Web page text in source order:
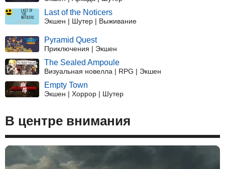
Last of the Noticers
Экшен | Шутер | Выживание
Pyramid Quest
Приключения | Экшен
The Sealed Ampoule
Визуальная новелла | RPG | Экшен
Empty Town
Экшен | Хоррор | Шутер
В центре внимания